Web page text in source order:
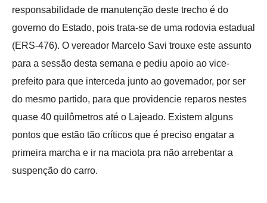
responsabilidade de manutenção deste trecho é do
governo do Estado, pois trata-se de uma rodovia estadual
(ERS-476). O vereador Marcelo Savi trouxe este assunto
para a sessão desta semana e pediu apoio ao vice-
prefeito para que interceda junto ao governador, por ser
do mesmo partido, para que providencie reparos nestes
quase 40 quilômetros até o Lajeado. Existem alguns
pontos que estão tão críticos que é preciso engatar a
primeira marcha e ir na maciota pra não arrebentar a
suspenção do carro.